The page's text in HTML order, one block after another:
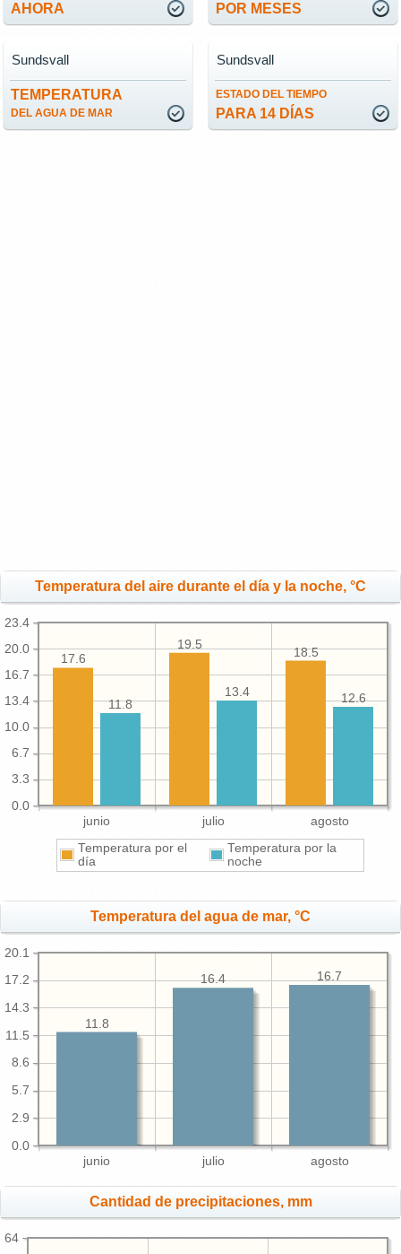
AHORA POR MESES
TEMPERATURA
DEL AGUA DE MAR
Sundsvall
ESTADO DEL TIEMPO
PARA 14 DÍAS
Sundsvall
Temperatura del aire durante el día y la noche, °C
junio julio agosto
0.0
3.3
6.7
10.0
13.4
16.7
20.0
23.4
18.5
19.5
17.6
12.6
13.4
11.8
Temperatura por el
día
Temperatura por la
noche
Temperatura del agua de mar, °C
junio julio agosto
0.0
2.9
5.7
8.6
11.5
14.3
17.2
20.1
16.7
16.4
11.8
Cantidad de precipitaciones, mm
64